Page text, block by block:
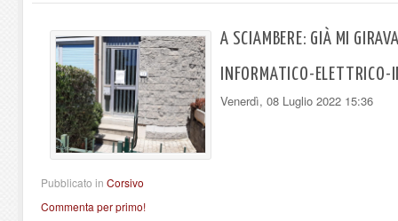
A SCIAMBERE: GIÀ MI
INFORMATICO-
Venerdì, 08 Luglio 2022 15:36
Pubblicato in Corsivo
Commenta per primo!